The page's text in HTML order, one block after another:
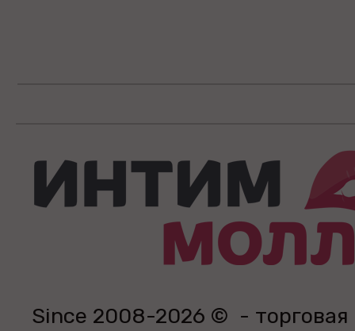
Since 2008-2026 © - торговая